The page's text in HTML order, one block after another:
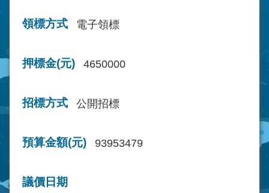
領標方式 電子領標
押標金(元) 4650000
招標方式 公開招標
預算金額(元) 93953479
議價日期